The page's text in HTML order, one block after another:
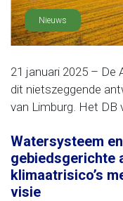
Nieuws
21 januari 2025 – De
dit nietszeggende
van Limburg. Het DB
Watersysteem
gebiedsgerichte
klimaatrisico’s
visie